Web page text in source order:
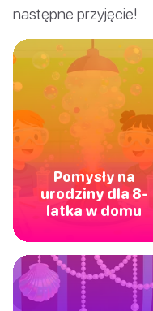
następne przyjęcie!
Pomysły na
urodziny dla 8-
latka w domu